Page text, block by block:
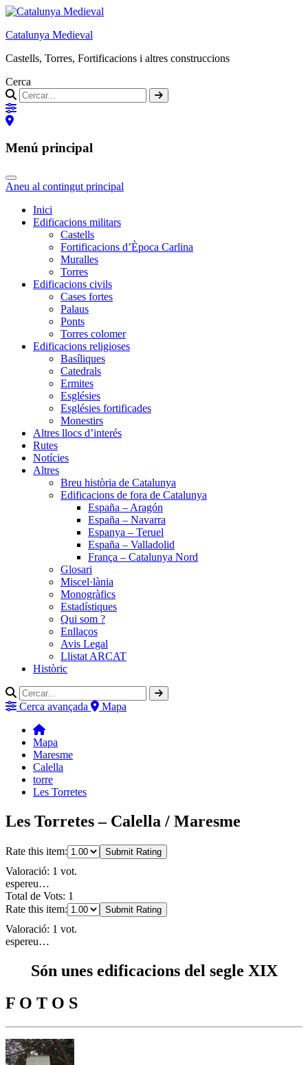
Catalunya Medieval
Castells, Torres, Fortificacions i altres construccions
Cerca
Menú principal
Aneu al contingut principal
Inici
Edificacions militars
Castells
Fortificacions d’Època Carlina
Muralles
Torres
Edificacions civils
Cases fortes
Palaus
Ponts
Torres colomer
Edificacions religioses
Basíliques
Catedrals
Ermites
Esglésies
Esglésies fortificades
Monestirs
Altres llocs d’interés
Rutes
Notícies
Altres
Breu història de Catalunya
Edificacions de fora de Catalunya
España – Aragón
España – Navarra
Espanya – Teruel
España – Valladolid
França – Catalunya Nord
Glosari
Miscel·lània
Monogràfics
Estadístiques
Qui som ?
Enllaços
Avis Legal
Llistat ARCAT
Històric
Cerca avançada Mapa
Mapa
Maresme
Calella
torre
Les Torretes
Les Torretes – Calella / Maresme
Rate this item: Submit Rating
Valoració: 1 vot.
espereu…
Total de Vots: 1
Rate this item:
Submit Rating
Valoració: 1 vot.
espereu…
Són unes edificacions del segle XIX
F O T O S